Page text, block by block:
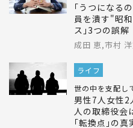
ライフ
｢うつになる
ス｣3つの誤解
成田 恵,市村 洋
ライフ